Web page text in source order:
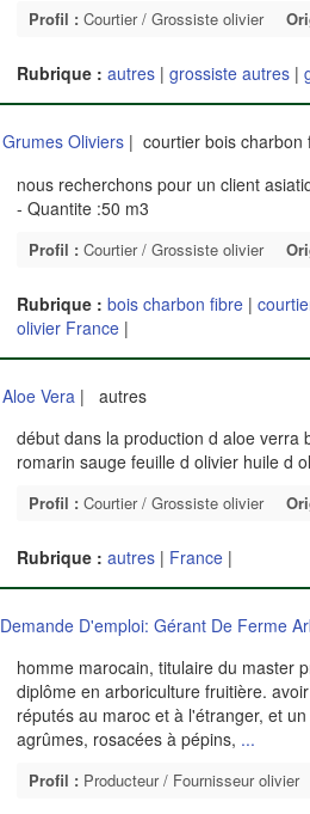
Profil :Courtier / Grossiste olivier
Rubrique : autres | grossiste autres|
Grumes Oliviers| courtier bois charbon
nous recherchons pour un client
- Quantite :50 m3
Profil :Courtier / Grossiste olivier
Rubrique : bois charbon fibre |
olivier France|
Aloe Vera | autres
début dans la production d aloe verra
romarin sauge feuille d olivier huile d
Profil :Courtier / Grossiste olivier
Rubrique : autres | France|
Demande D'emploi: Gérant De Ferme
homme marocain, titulaire du master
diplôme en arboriculture fruitière.
réputés au maroc et à l'étranger, et
agrûmes, rosacées à pépins, ...
Profil :Producteur / Fournisseur olivier